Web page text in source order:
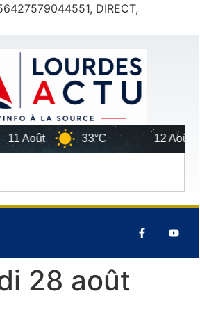
DIRECT,
Août 33°C 12 Août
28 août